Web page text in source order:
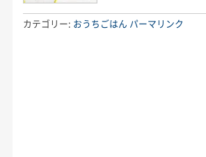
カテゴリー: おうちごはん パーマリンク